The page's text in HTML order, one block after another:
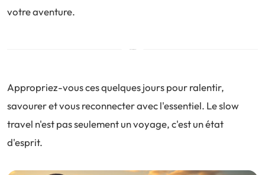
votre aventure.
Appropriez-vous ces quelques jours pour ralentir,
savourer et vous reconnecter avec l'essentiel. Le slow
travel n'est pas seulement un voyage, c'est un état
d'esprit.